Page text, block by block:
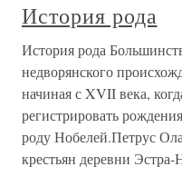
История рода
История рода
недворянского
начиная с XVII века,
регистрировать
роду Нобелей.Петрус
крестьян деревни Эстра-